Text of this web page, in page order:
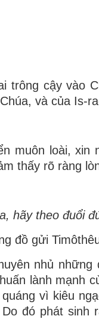
trông cậy vào
và của Is-
muôn loài,
thấy rõ ràng
hãy theo đuổi
đồ gửi
nhủ
lành mạnh
vì kiêu
đó phát